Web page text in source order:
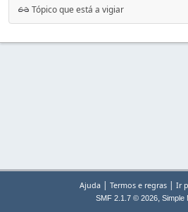
Tópico que está a vigiar
Ajuda| Termos e regras| Ir
SMF 2.1.7 © 2026, Simple